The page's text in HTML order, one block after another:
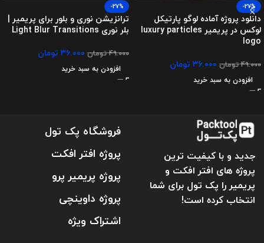
-27%
دانلود پروژه آماده لوگو پارتیکل
لوکس در پریمیر luxury particles
logo
۴۹.۰۰۰تومان ۳۶.۰۰۰ تومان
افزودن به سبد خرید
-27%
ترانزیشن نوری و بلور برای پریمیر |
بلر نوری Light Blur Transitions
۴۹.۰۰۰تومان ۳۶.۰۰۰ تومان
افزودن به سبد خرید
جدید و با کیفیت ترین
پروژه های افتر افکت و
پریمیر را پک تول برای شما
انتخاب کرده است!
فروشگاه پک تول
پروژه افتر افکت
پروژه پریمیر پرو
پروژه داوینچی
اشتراک ویژه